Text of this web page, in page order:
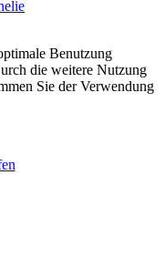
Benutzung
die weitere Nutzung
Sie der Verwendung